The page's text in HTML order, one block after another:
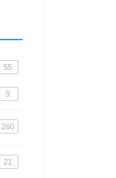
55
9
260
21